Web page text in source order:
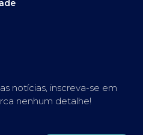
notícias, inscreva-se em
nenhum detalhe!